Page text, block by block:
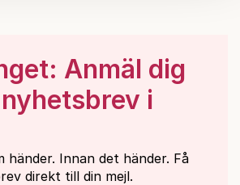
Anmäl dig
i
händer. Innan det händer. Få
direkt till din mejl.